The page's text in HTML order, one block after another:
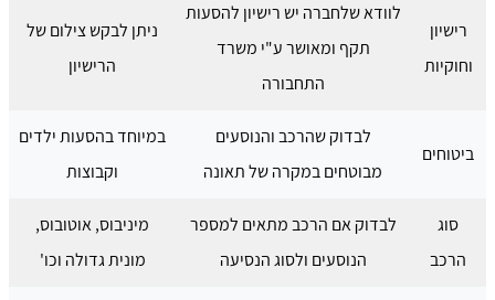
רישיון
וחוקיות
לוודא שלחברה יש רישיון להסעות
תקף ומאושר ע"י משרד
התחבורה
ניתן לבקש צילום של
הרישיון
ביטוחים
לבדוק שהרכב והנוסעים
מבוטחים במקרה של תאונה
במיוחד בהסעות ילדים
וקבוצות
סוג
הרכב
לבדוק אם הרכב מתאים למספר
הנוסעים ולסוג הנסיעה
מיניבוס, אוטובוס,
מונית גדולה וכו'